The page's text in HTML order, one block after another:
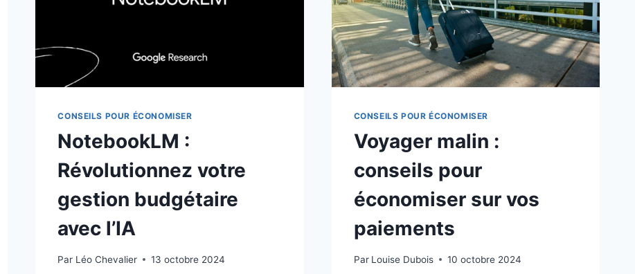
?
CONSEILS POUR ÉCONOMISER
NotebookLM :
Révolutionnez votre
gestion budgétaire
avec l’IA
Par Léo Chevalier 13 octobre 2024
CONSEILS POUR ÉCONOMISER
Voyager malin :
conseils pour
économiser sur vos
paiements
Par Louise Dubois 10 octobre 2024